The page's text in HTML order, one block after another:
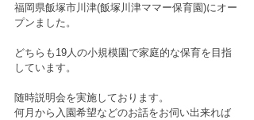
福岡県飯塚市川津(飯塚川津ママー保育園)にオー
プンました。
どちらも19人の小規模園で家庭的な保育を目指
しています。
随時説明会を実施しております。
何月から入園希望などのお話をお伺い出来れば